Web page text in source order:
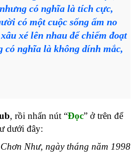
có nghĩa là tích cực,
có một cuộc sống ấm no
xé lên nhau để chiếm đoạt
có nghĩa là không dính mắc,
, rồi nhấn nút “Đọc” ở trên để
dưới đây:
Chơn Như, ngày tháng năm 1998